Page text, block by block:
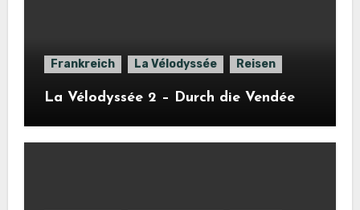
Frankreich La Vélodyssée Reisen
La Vélodyssée 2 – Durch die Vendée